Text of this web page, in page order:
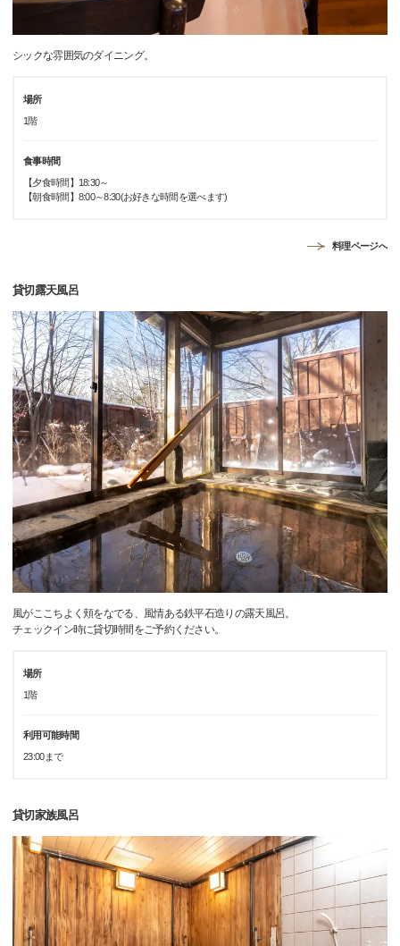
シックな雰囲気のダイニング。
場所
1階
食事時間
【夕食時間】18:30～
【朝食時間】8:00～8:30(お好きな時間を選べます)
料理ページへ
貸切露天風呂
風がここちよく頬をなでる、風情ある鉄平石造りの露天風呂。
チェックイン時に貸切時間をご予約ください。
場所
1階
利用可能時間
23:00まで
貸切家族風呂